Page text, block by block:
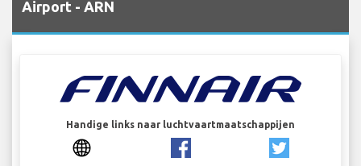
Airport - ARN
Handige links naar luchtvaartmaatschappijen